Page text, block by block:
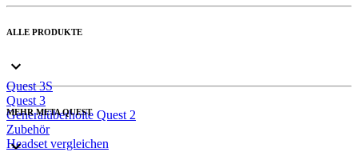
ALLE PRODUKTE
Quest 3S
Quest 3
Generalüberholte Quest 2
Zubehör
Headset vergleichen
MEHR META QUEST